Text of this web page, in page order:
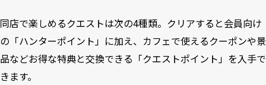
同店で楽しめるクエストは次の4種類。クリアすると会員向け
の「ハンターポイント」に加え、カフェで使えるクーポンや景
品などお得な特典と交換できる「クエストポイント」を入手で
きます。